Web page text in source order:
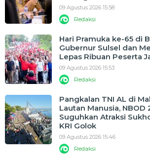
09 Agustus 2026 15:58
Redaksi
Hari Pramuka ke-65 di
Gubernur Sulsel dan
Lepas Ribuan Peserta
09 Agustus 2026 15:53
Redaksi
Pangkalan TNI AL di
Lautan Manusia, NBOD
Suguhkan Atraksi
KRI Golok
09 Agustus 2026 15:46
Redaksi